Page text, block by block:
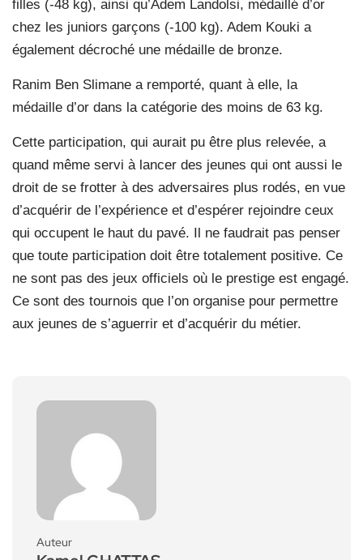
filles (-48 kg), ainsi qu’Adem Landolsi, médaillé d’or
chez les juniors garçons (-100 kg). Adem Kouki a
également décroché une médaille de bronze.
Ranim Ben Slimane a remporté, quant à elle, la
médaille d’or dans la catégorie des moins de 63 kg.
Cette participation, qui aurait pu être plus relevée, a
quand même servi à lancer des jeunes qui ont aussi le
droit de se frotter à des adversaires plus rodés, en vue
d’acquérir de l’expérience et d’espérer rejoindre ceux
qui occupent le haut du pavé. Il ne faudrait pas penser
que toute participation doit être totalement positive. Ce
ne sont pas des jeux officiels où le prestige est engagé.
Ce sont des tournois que l’on organise pour permettre
aux jeunes de s’aguerrir et d’acquérir du métier.
Auteur